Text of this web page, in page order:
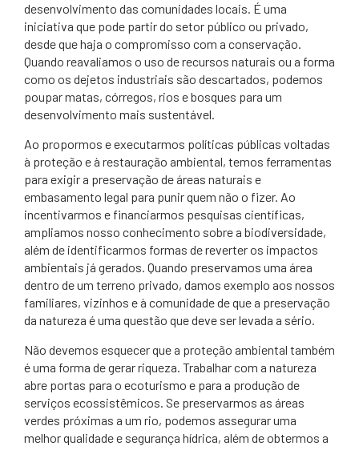
desenvolvimento das comunidades locais. É uma
iniciativa que pode partir do setor público ou privado,
desde que haja o compromisso com a conservação.
Quando reavaliamos o uso de recursos naturais ou a forma
como os dejetos industriais são descartados, podemos
poupar matas, córregos, rios e bosques para um
desenvolvimento mais sustentável.
Ao propormos e executarmos políticas públicas voltadas
à proteção e à restauração ambiental, temos ferramentas
para exigir a preservação de áreas naturais e
embasamento legal para punir quem não o fizer. Ao
incentivarmos e financiarmos pesquisas científicas,
ampliamos nosso conhecimento sobre a biodiversidade,
além de identificarmos formas de reverter os impactos
ambientais já gerados. Quando preservamos uma área
dentro de um terreno privado, damos exemplo aos nossos
familiares, vizinhos e à comunidade de que a preservação
da natureza é uma questão que deve ser levada a sério.
Não devemos esquecer que a proteção ambiental também
é uma forma de gerar riqueza. Trabalhar com a natureza
abre portas para o ecoturismo e para a produção de
serviços ecossistêmicos. Se preservarmos as áreas
verdes próximas a um rio, podemos assegurar uma
melhor qualidade e segurança hídrica, além de obtermos a